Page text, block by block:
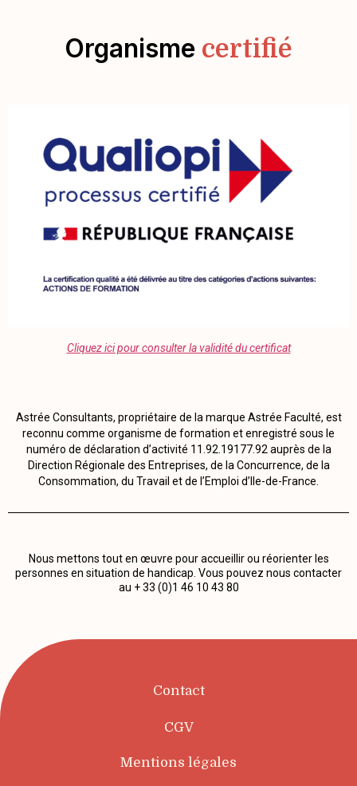
Organisme certifié
Cliquez ici pour consulter la validité du certificat
Astrée Consultants, propriétaire de la marque Astrée Faculté, est
reconnu comme organisme de formation et enregistré sous le
numéro de déclaration d’activité 11.92.19177.92 auprès de la
Direction Régionale des Entreprises, de la Concurrence, de la
Consommation, du Travail et de l’Emploi d’Ile-de-France.
Nous mettons tout en œuvre pour accueillir ou réorienter les
personnes en situation de handicap. Vous pouvez nous contacter
au + 33 (0)1 46 10 43 80
Contact
CGV
Mentions légales